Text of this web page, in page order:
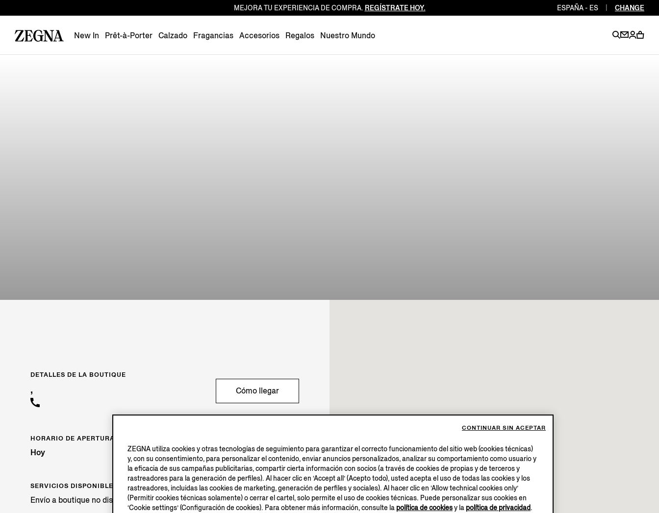
Luxembourg EN
Netherlands EN
MEJORA TU EXPERIENCIA DE COMPRA. REGÍSTRATE HOY. ESPAÑA - ES CHANGE
New In Prêt-à-Porter Calzado Fragancias Accesorios Regalos Nuestro Mundo
DETALLES DE LA BOUTIQUE
, Cómo llegar
HORARIO DE APERTURA
Hoy Cerrado
SERVICIOS DISPONIBLES
Envío a boutique no disponible.
ZEGNA utiliza cookies y otras tecnologías de seguimiento para garantizar el correcto funcionamiento del sitio web (cookies técnicas)
y, con su consentimiento, para personalizar el contenido, enviar anuncios personalizados, analizar su comportamiento como usuario y
la eficacia de sus campañas publicitarias, compartir cierta información con socios (a través de cookies de propias y de terceros y
rastreadores para la generación de perfiles). Al hacer clic en ‘Accept all’ (Acepto todo), usted acepta el uso de todas las cookies y los
rastreadores, incluidas las cookies de marketing, generación de perfiles y sociales). Al hacer clic en ‘Allow technical cookies only’
(Permitir cookies técnicas solamente) o cerrar el cartel, solo permite el uso de cookies técnicas. Puede personalizar sus cookies en
‘Cookie settings’ (Configuración de cookies). Para obtener más información, consulte la política de cookiesy la política de privacidad.
CONTINUAR SIN ACEPTAR